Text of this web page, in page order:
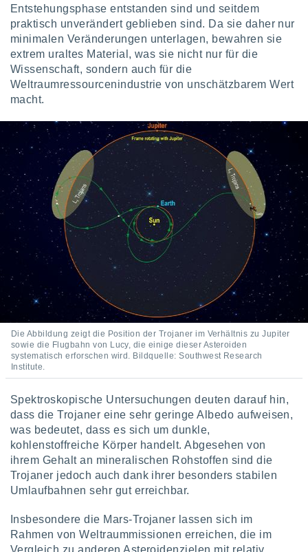
nicht
können
von
klicken.
und
um
dieser
Adressen
zu
und diese
Einige
eines
dies zu
Sie Ihre
Entstehungsphase entstanden sind und seitdem
praktisch unverändert geblieben sind. Da sie daher nur
minimalen Veränderungen unterlagen, bewahren sie
extrem uraltes Material, was sie nicht nur für die
Wissenschaft, sondern auch für die
Weltraumressourcenindustrie von unschätzbarem Wert
macht.
Die Abbildung zeigt die Position der Trojaner im Verhältnis zu Jupiter
sowie die Flugbahn von Lucy, die einige dieser Asteroiden
systematisch erforschen wird. Bildquelle: Southwest Research
Institute.
Spektroskopische Untersuchungen deuten darauf hin,
dass die Trojaner eine sehr geringe Albedo aufweisen,
was bedeutet, dass es sich um dunkle,
kohlenstoffreiche Körper handelt. Abgesehen von
ihrem Gehalt an mineralischen Rohstoffen sind die
Trojaner jedoch auch dank ihrer besonders stabilen
Umlaufbahnen sehr gut erreichbar.
Insbesondere die Mars-Trojaner lassen sich im
Rahmen von Weltraummissionen erreichen, die im
Vergleich zu anderen Asteroidenzielen mit relativ